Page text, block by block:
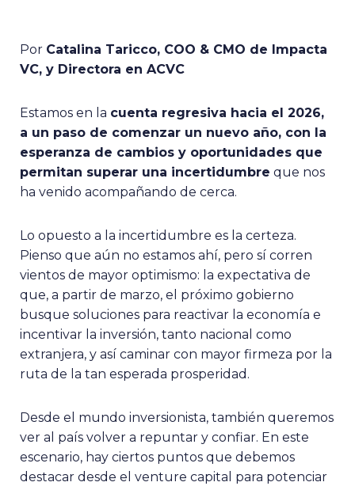
Por Catalina Taricco, COO & CMO de Impacta
VC, y Directora en ACVC
Estamos en la cuenta regresiva hacia el 2026,
a un paso de comenzar un nuevo año, con la
esperanza de cambios y oportunidades que
permitan superar una incertidumbre que nos
ha venido acompañando de cerca.
Lo opuesto a la incertidumbre es la certeza.
Pienso que aún no estamos ahí, pero sí corren
vientos de mayor optimismo: la expectativa de
que, a partir de marzo, el próximo gobierno
busque soluciones para reactivar la economía e
incentivar la inversión, tanto nacional como
extranjera, y así caminar con mayor firmeza por la
ruta de la tan esperada prosperidad.
Desde el mundo inversionista, también queremos
ver al país volver a repuntar y confiar. En este
escenario, hay ciertos puntos que debemos
destacar desde el venture capital para potenciar